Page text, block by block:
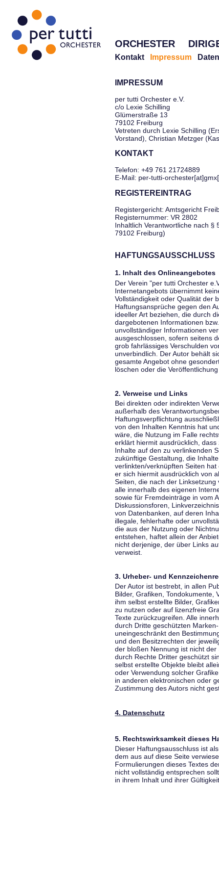
ORCHESTER
Kontakt Impressum
IMPRESSUM
per tutti Orchester e.V.
c/o Lexie Schilling
Glümerstraße 13
79102 Freiburg
Vetreten durch Lexie Schilling
Vorstand), Christian Metzger
KONTAKT
Telefon: +49 761 21724889
E-Mail: per-tutti-
REGISTEREINTRAG
Registergericht: Amtsgericht
Registernummer: VR 2802
Inhaltlich Verantwortliche nach §
79102 Freiburg)
HAFTUNGSAUSSCHLUSS
1. Inhalt des Onlineangebotes
Der Verein "per tutti Orchester
Internetangebots übernimmt
Vollständigkeit oder Qualität der
Haftungsansprüche gegen den
ideeller Art beziehen, die durch
dargebotenen Informationen
unvollständiger Informationen
ausgeschlossen, sofern seitens
grob fahrlässiges Verschulden
unverbindlich. Der Autor behält
gesamte Angebot ohne
löschen oder die
2. Verweise und Links
Bei direkten oder indirekten
außerhalb des
Haftungsverpflichtung
von den Inhalten Kenntnis hat
wäre, die Nutzung im Falle
erklärt hiermit ausdrücklich,
Inhalte auf den zu verlinkenden
zukünftige Gestaltung, die
verlinkten/verknüpften Seiten
er sich hiermit ausdrücklich von
Seiten, die nach der
alle innerhalb des eigenen
sowie für Fremdeinträge in vom
Diskussionsforen,
von Datenbanken, auf deren
illegale, fehlerhafte oder
die aus der Nutzung oder
entstehen, haftet allein der
nicht derjenige, der über Links
verweist.
3. Urheber- und
Der Autor ist bestrebt, in allen
Bilder, Grafiken, Tondokumente,
ihm selbst erstellte Bilder,
zu nutzen oder auf lizenzfreie
Texte zurückzugreifen. Alle
durch Dritte geschützten
uneingeschränkt den
und den Besitzrechten der
der bloßen Nennung ist nicht
durch Rechte Dritter geschützt
selbst erstellte Objekte bleibt
oder Verwendung solcher
in anderen elektronischen oder
Zustimmung des Autors nicht
4. Datenschutz
5. Rechtswirksamkeit dieses
Dieser Haftungsausschluss ist
dem aus auf diese Seite
Formulierungen dieses Textes
nicht vollständig entsprechen
in ihrem Inhalt und ihrer